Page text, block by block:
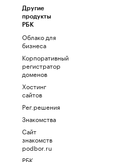
Другие
продукты
РБК
Облако для
бизнеса
Корпоративный
регистратор
доменов
Хостинг
сайтов
Рег.решения
Знакомства
Сайт
знакомств
podbor.ru
РБК